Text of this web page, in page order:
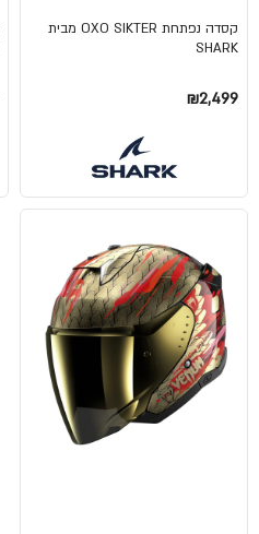
קסדה נפתחת OXO SIKTER מבית
SHARK
₪2,499